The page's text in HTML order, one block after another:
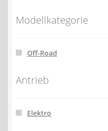
Modellkategorie
Off-Road
Antrieb
Elektro